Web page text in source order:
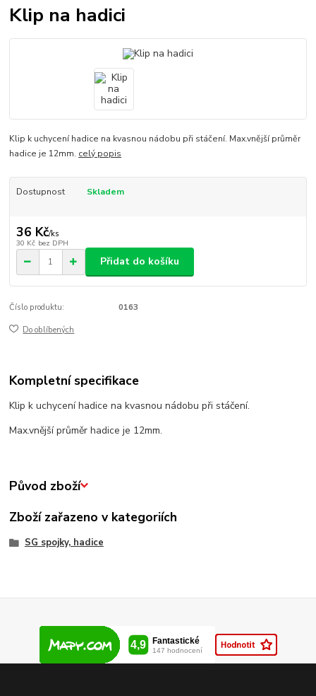
Klip na hadici
Klip k uchycení hadice na kvasnou nádobu při stáčení. Max.vnější průměr
hadice je 12mm. celý popis
Dostupnost Skladem
36 Kč/ks
30 Kč bez DPH
Přidat do košíku
Číslo produktu: 0163
Do oblíbených
Kompletní specifikace
Klip k uchycení hadice na kvasnou nádobu při stáčení.
Max.vnější průměr hadice je 12mm.
Původ zboží
Zboží zařazeno v kategoriích
SG spojky, hadice